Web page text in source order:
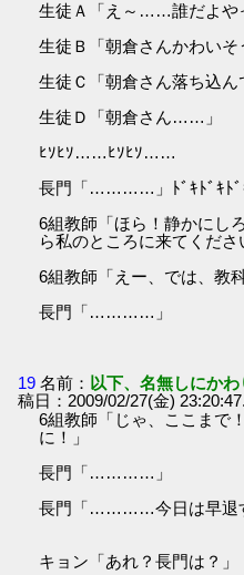
生徒Ａ「え～……誰だよや
生徒Ｂ「朝倉さんかわい
生徒Ｃ「朝倉さん落ち込
生徒Ｄ「朝倉さん……」
ﾋｿﾋｿ……ﾋｿﾋｿ……
長門「…………」ﾄﾞｷﾄﾞｷﾄﾞ
6組教師「ほら！静かにし
ら私のところに来てくださ
6組教師「えー、では、教
長門「…………」
19 名前： 以下、名無しにか
稿日：2009/02/27(金)
6組教師「じゃ、ここまで
に！」
長門「…………」
長門「…………今日は早退
キョン「あれ？長門は？」